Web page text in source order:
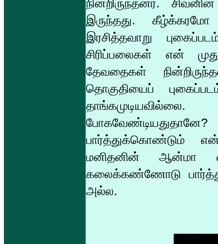
நின்றிருந்தனர்.
இருந்தது.
இரசித்தவாறு
சிரிப்பலைகள் என்
தேவதைகள்
தொகுதியைப்
பார்த்துக்கொண்டும்
மனிதனின் ஆன்மா
கலைக்கண்ணோடு
அல்ல.